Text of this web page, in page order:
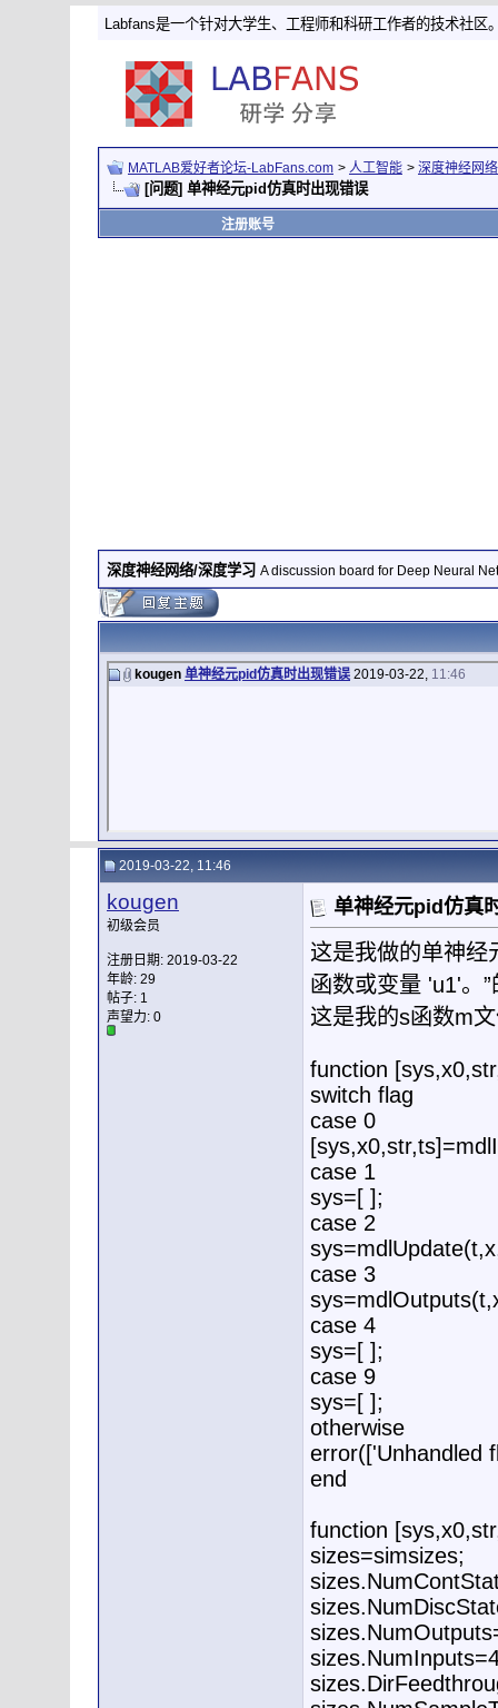
Labfans是一个针对大学生、工程师和科研工作者的技术社区
MATLAB爱好者论坛-LabFans.com > 人工智能 > 深度神经网
[问题] 单神经元pid仿真时出现错误
注册账号
深度神经网络/深度学习 A discussion board for Deep Neural
kougen 单神经元pid仿真时出现错误2019-03-22, 11:46
2019-03-22, 11:46
kougen
初级会员
注册日期: 2019-03-22
年龄: 29
帖子: 1
声望力: 0
单神经元pid仿真
这是我做的单神经
函数或变量 'u1'。
这是我的s函数m
function
switch flag
case 0
case 1
sys=[ ];
case 2
case 3
case 4
sys=[ ];
case 9
sys=[ ];
otherwise
error(['Unhandled
end
function
sizes=simsizes;